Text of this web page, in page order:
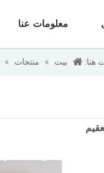
معلومات عنا
هنا: بيت » منتجات »